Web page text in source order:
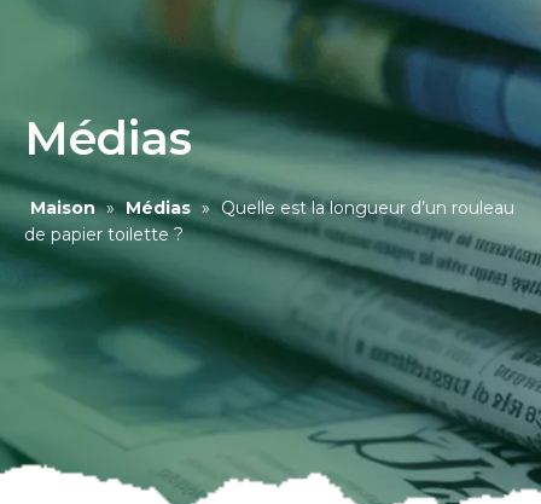
Médias
Maison » Médias »
Quelle est la longueur d’un rouleau
de papier toilette ?